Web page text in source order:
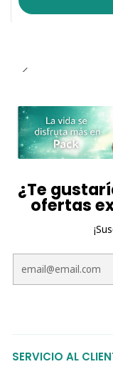
¿Te
ofertas
SERVICIO AL